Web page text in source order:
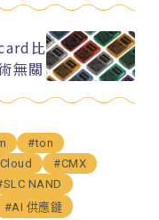
比
無關
#ton
#CMX
NAND
#AI 供應鏈